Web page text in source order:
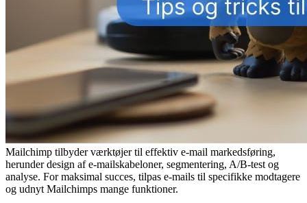
Mailchimp tilbyder værktøjer til effektiv e-mail markedsføring,
herunder design af e-mailskabeloner, segmentering, A/B-test og
analyse. For maksimal succes, tilpas e-mails til specifikke modtagere
og udnyt Mailchimps mange funktioner.